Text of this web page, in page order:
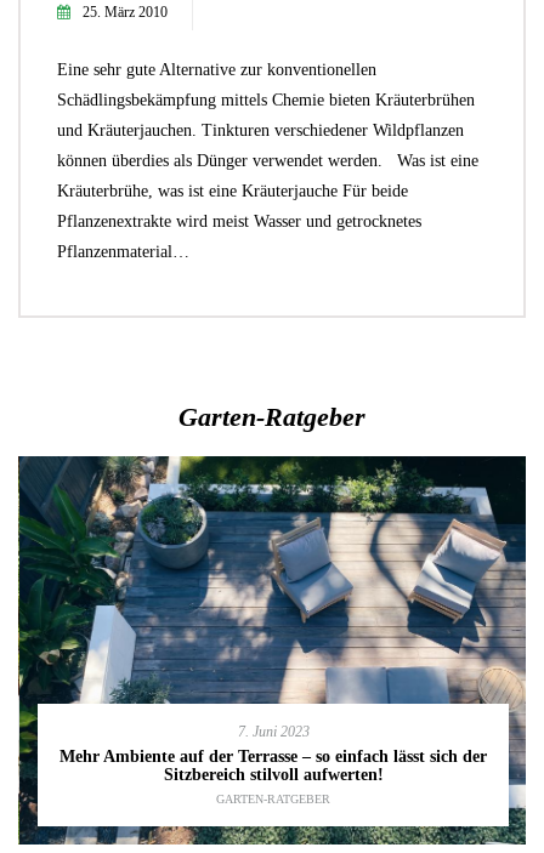
25. März 2010
Eine sehr gute Alternative zur konventionellen
Schädlingsbekämpfung mittels Chemie bieten Kräuterbrühen
und Kräuterjauchen. Tinkturen verschiedener Wildpflanzen
können überdies als Dünger verwendet werden. Was ist eine
Kräuterbrühe, was ist eine Kräuterjauche Für beide
Pflanzenextrakte wird meist Wasser und getrocknetes
Pflanzenmaterial…
Garten-Ratgeber
7. Juni 2023
Mehr Ambiente auf der Terrasse – so einfach lässt sich der
Sitzbereich stilvoll aufwerten!
GARTEN-RATGEBER